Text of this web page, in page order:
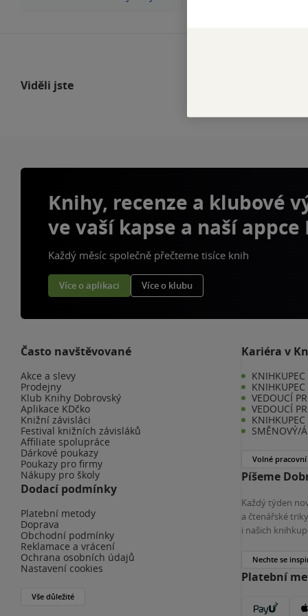
Viděli jste
Knihy, recenze a klubové
ve vaší kapse a naší appce
Každý měsíc společně přečteme tisíce knih
Více o aplikaci Více o klubu
Často navštěvované
Akce a slevy
Prodejny
Klub Knihy Dobrovský
Aplikace KDčko
Knižní závisláci
Festival knižních závisláků
Affiliate spolupráce
Dárkové poukazy
Poukazy pro firmy
Nákupy pro školy
Dodací podmínky
Platební metody
Doprava
Obchodní podmínky
Reklamace a vrácení
Ochrana osobních údajů
Nastavení cookies
Vše důležité
Kariéra v
KNIHKUPEC
VEDOUCÍ
VEDOUCÍ
SMĚNOVÝ/
Volné pracovní
Píšeme
Každý týden
a čtenářské
i našich
Nechte se
Platební